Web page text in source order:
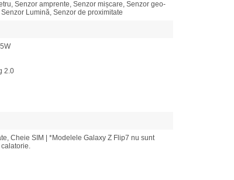
Senzor amprente, Senzor mișcare, Senzor geo-
Lumină, Senzor de proximitate
2.0
Cheie SIM | *Modelele Galaxy Z Flip7 nu sunt